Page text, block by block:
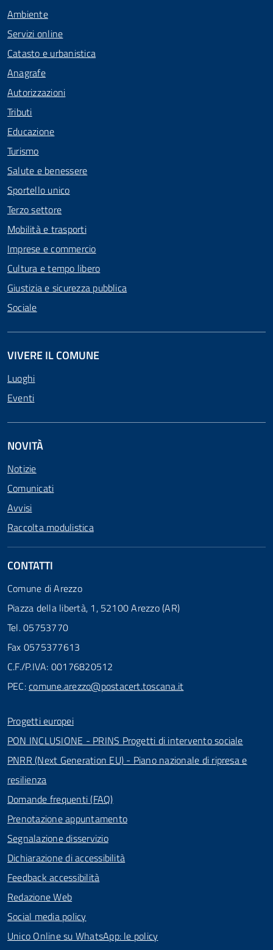
Ambiente
Servizi online
Catasto e urbanistica
Anagrafe
Autorizzazioni
Tributi
Educazione
Turismo
Salute e benessere
Sportello unico
Terzo settore
Mobilità e trasporti
Imprese e commercio
Cultura e tempo libero
Giustizia e sicurezza pubblica
Sociale
VIVERE IL COMUNE
Luoghi
Eventi
NOVITÀ
Notizie
Comunicati
Avvisi
Raccolta modulistica
CONTATTI
Comune di Arezzo
Piazza della libertà, 1, 52100 Arezzo (AR)
Tel. 05753770
Fax 0575377613
C.F./P.IVA: 00176820512
PEC:comune.arezzo@postacert.toscana.it
Progetti europei
PON INCLUSIONE - PRINS Progetti di intervento sociale
PNRR (Next Generation EU) - Piano nazionale di ripresa e
resilienza
Domande frequenti (FAQ)
Prenotazione appuntamento
Segnalazione disservizio
Dichiarazione di accessibilità
Feedback accessibilità
Redazione Web
Social media policy
Unico Online su WhatsApp: le policy